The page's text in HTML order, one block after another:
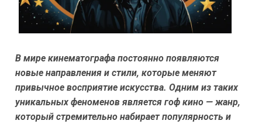
В мире кинематографа постоянно появляются
новые направления и стили, которые меняют
привычное восприятие искусства. Одним из таких
уникальных феноменов является гоф кино — жанр,
который стремительно набирает популярность и